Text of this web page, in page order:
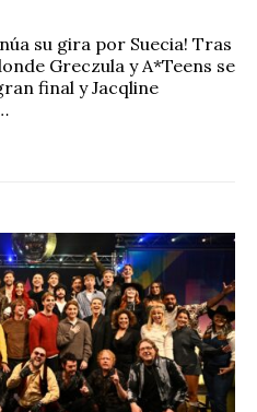
su gira por Suecia! Tras
Greczula y A*Teens se
final y Jacqline